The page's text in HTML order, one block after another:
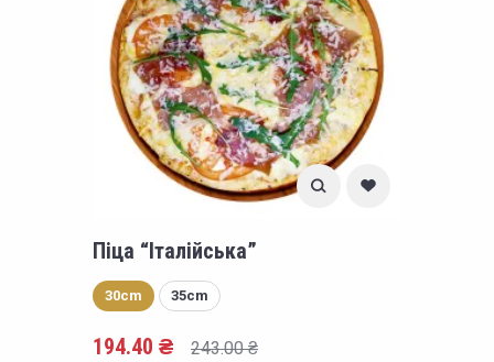
Піца “Італійська”
30cm 35cm
243.00₴
194.40 ₴